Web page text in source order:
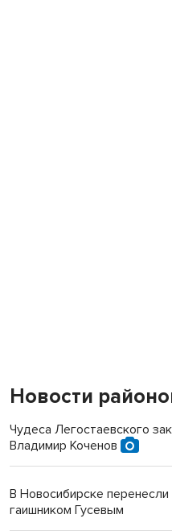
Новости
Чудеса Легостаевского
Владимир Коченов
В Новосибирске
гаишником Гусевым